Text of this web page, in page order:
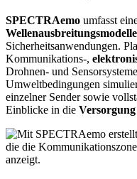
SPECTRAemo umfasst
Sicherheitsanwendungen.
Kommunikations-,
Drohnen- und
Umweltbedingungen
einzelner Sender sowie
Einblicke in die Versorgung